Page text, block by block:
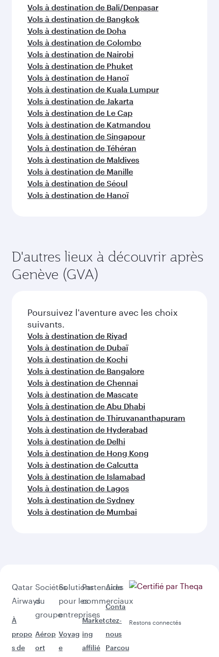
Vols à destination de Bali/Denpasar
Vols à destination de Bangkok
Vols à destination de Doha
Vols à destination de Colombo
Vols à destination de Nairobi
Vols à destination de Phuket
Vols à destination de Hanoï
Vols à destination de Kuala Lumpur
Vols à destination de Jakarta
Vols à destination de Le Cap
Vols à destination de Katmandou
Vols à destination de Singapour
Vols à destination de Téhéran
Vols à destination de Maldives
Vols à destination de Manille
Vols à destination de Séoul
Vols à destination de Hanoï
D'autres lieux à découvrir après
Genève (GVA)
Poursuivez l'aventure avec les choix
suivants.
Vols à destination de Riyad
Vols à destination de Dubaï
Vols à destination de Kochi
Vols à destination de Bangalore
Vols à destination de Chennai
Vols à destination de Mascate
Vols à destination de Abu Dhabi
Vols à destination de Thiruvananthapuram
Vols à destination de Hyderabad
Vols à destination de Delhi
Vols à destination de Hong Kong
Vols à destination de Calcutta
Vols à destination de Islamabad
Vols à destination de Lagos
Vols à destination de Sydney
Vols à destination de Mumbai
Qatar
Airways
À
propo
s de
Sociétés
du
groupe
Aérop
ort
Solutions
pour les
entreprises
Voyag
e
Partenaires
commerciaux
Market
ing
affilié
Aide
Conta
ctez-
nous
Parcou
Restons connectés